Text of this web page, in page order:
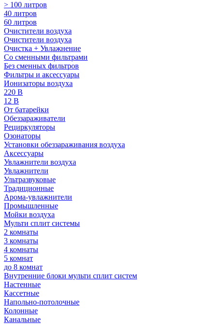
> 100 литров
40 литров
60 литров
Очистители воздуха
Очистители воздуха
Очистка + Увлажнение
Cо сменными фильтрами
Без сменных фильтров
Фильтры и аксессуары
Ионизаторы воздуха
220 В
12 В
От батарейки
Обеззараживатели
Рециркуляторы
Озонаторы
Установки обеззараживания воздуха
Аксессуары
Увлажнители воздуха
Увлажнители
Ультразвуковые
Традиционные
Арома-увлажнители
Промышленные
Мойки воздуха
Мульти сплит системы
2 комнаты
3 комнаты
4 комнаты
5 комнат
до 8 комнат
Внутренние блоки мульти сплит систем
Настенные
Кассетные
Напольно-потолочные
Колонные
Канальные